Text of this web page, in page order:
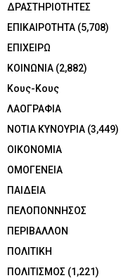
ΔΡΑΣΤΗΡΙΟΤΗΤΕΣ
ΕΠΙΚΑΙΡΟΤΗΤΑ (5,708)
ΕΠΙΧΕΙΡΩ
ΚΟΙΝΩΝΙΑ (2,882)
Κους-Κους
ΛΑΟΓΡΑΦΙΑ
ΝΟΤΙΑ ΚΥΝΟΥΡΙΑ (3,449)
ΟΙΚΟΝΟΜΙΑ
ΟΜΟΓΕΝΕΙΑ
ΠΑΙΔΕΙΑ
ΠΕΛΟΠΟΝΝΗΣΟΣ
ΠΕΡΙΒΑΛΛΟΝ
ΠΟΛΙΤΙΚΗ
ΠΟΛΙΤΙΣΜΟΣ (1,221)